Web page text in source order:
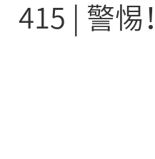
415 | 警惕